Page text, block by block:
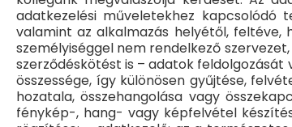
adatkezelési műveletekhez kapcsolódó
valamint az alkalmazás helyétől, feltéve,
személyiséggel nem rendelkező
szerződéskötést is – adatok
összessége, így különösen gyűjtése,
hozatala, összehangolása vagy
fénykép-, hang- vagy képfelvétel